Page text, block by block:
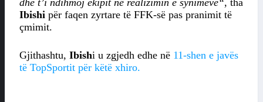
dhe t’i ndihmoj ekipit në realizimin e synimeve“, tha
Ibishi për faqen zyrtare të FFK-së pas pranimit të
çmimit.
Gjithashtu, Ibishi u zgjedh edhe në 11-shen e javës
të TopSportit për këtë xhiro.